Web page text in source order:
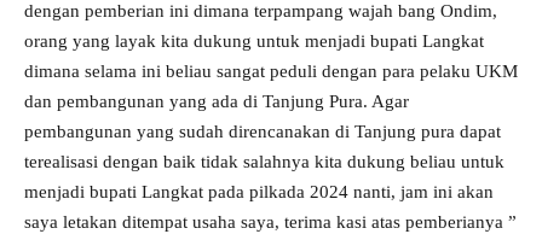
dengan pemberian ini dimana terpampang wajah bang Ondim,
orang yang layak kita dukung untuk menjadi bupati Langkat
dimana selama ini beliau sangat peduli dengan para pelaku UKM
dan pembangunan yang ada di Tanjung Pura. Agar
pembangunan yang sudah direncanakan di Tanjung pura dapat
terealisasi dengan baik tidak salahnya kita dukung beliau untuk
menjadi bupati Langkat pada pilkada 2024 nanti, jam ini akan
saya letakan ditempat usaha saya, terima kasi atas pemberianya ”